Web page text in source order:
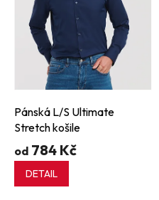
Pánská L/S Ultimate
Stretch košile
od 784 Kč
DETAIL